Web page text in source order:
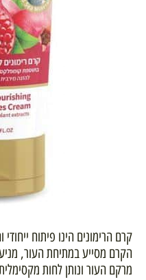
קרם הרימונים הינו פיתוח
הקרם מסייע במתיחת העור,
מרקם העור ונותן לחות